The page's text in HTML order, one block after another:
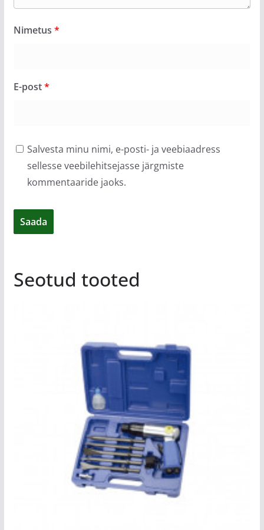
Nimetus *
E-post*
Salvesta minu nimi, e-posti- ja veebiaadress
sellesse veebilehitsejasse järgmiste
kommentaaride jaoks.
Seotud tooted